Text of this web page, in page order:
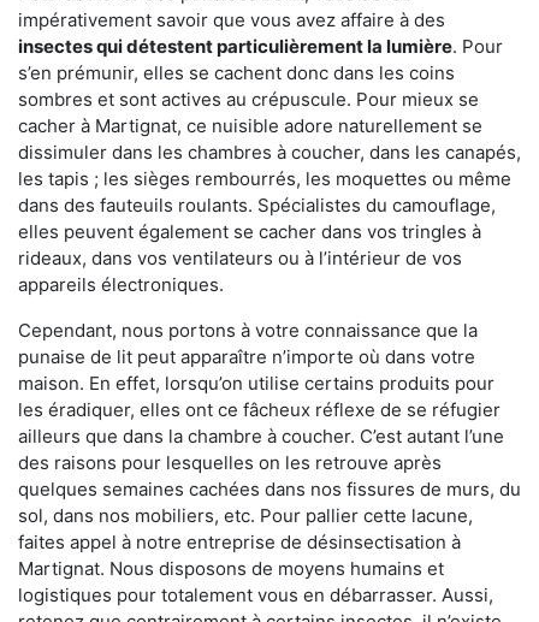
impérativement savoir que vous avez affaire à des
insectes qui détestent particulièrement la lumière. Pour
s’en prémunir, elles se cachent donc dans les coins
sombres et sont actives au crépuscule. Pour mieux se
cacher à Martignat, ce nuisible adore naturellement se
dissimuler dans les chambres à coucher, dans les canapés,
les tapis ; les sièges rembourrés, les moquettes ou même
dans des fauteuils roulants. Spécialistes du camouflage,
elles peuvent également se cacher dans vos tringles à
rideaux, dans vos ventilateurs ou à l’intérieur de vos
appareils électroniques.
Cependant, nous portons à votre connaissance que la
punaise de lit peut apparaître n’importe où dans votre
maison. En effet, lorsqu’on utilise certains produits pour
les éradiquer, elles ont ce fâcheux réflexe de se réfugier
ailleurs que dans la chambre à coucher. C’est autant l’une
des raisons pour lesquelles on les retrouve après
quelques semaines cachées dans nos fissures de murs, du
sol, dans nos mobiliers, etc. Pour pallier cette lacune,
faites appel à notre entreprise de désinsectisation à
Martignat. Nous disposons de moyens humains et
logistiques pour totalement vous en débarrasser. Aussi,